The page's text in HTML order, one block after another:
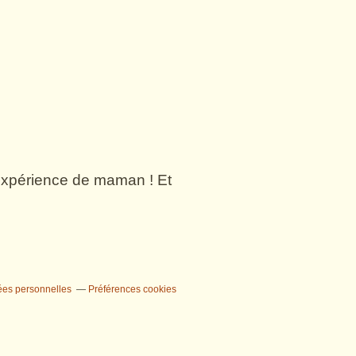
de maman ! Et
personnelles Préférences cookies